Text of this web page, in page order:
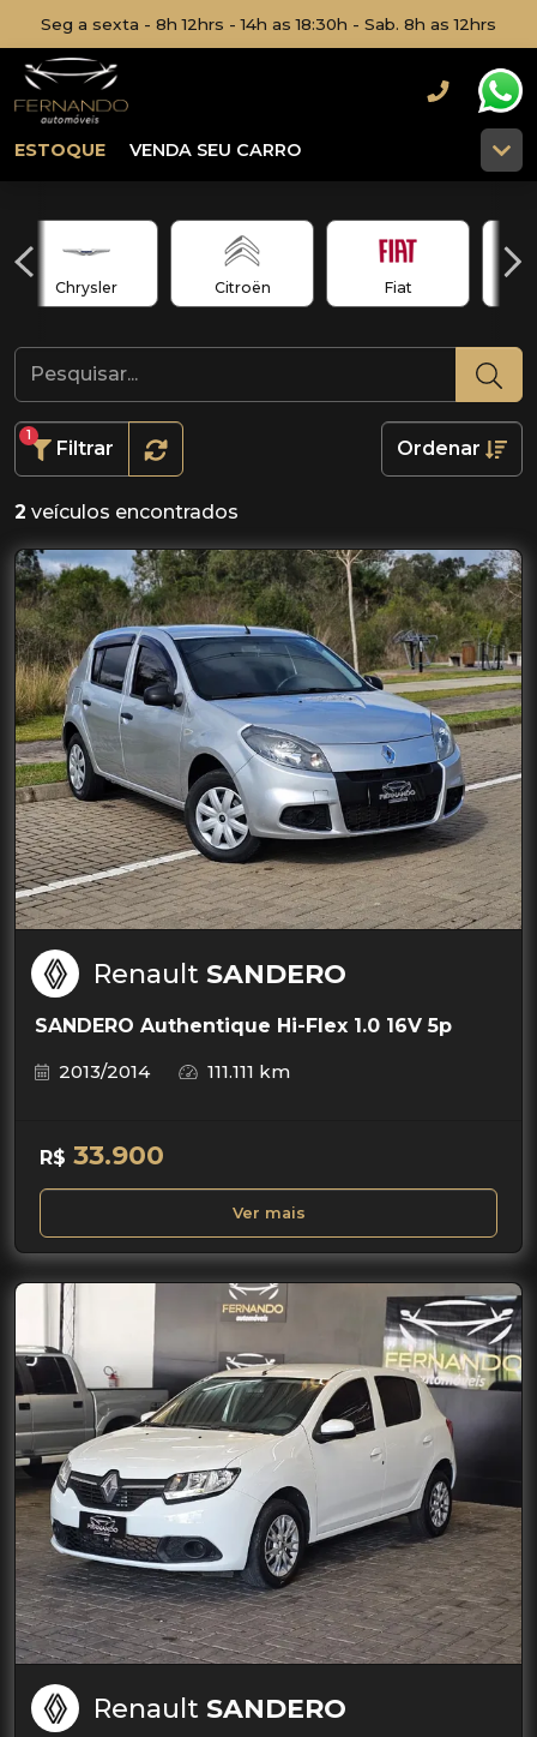
Seg a sexta - 8h 12hrs - 14h as 18:30h - Sab. 8h as 12hrs
ESTOQUE VENDA SEU CARRO
Chrysler Citroën Fiat
Filtrar
1
Ordenar
2 veículos encontrados
Renault SANDERO
SANDERO Authentique Hi-Flex 1.0 16V 5p
2013/2014
111.111 km
R$ 33.900
Ver mais
Renault SANDERO